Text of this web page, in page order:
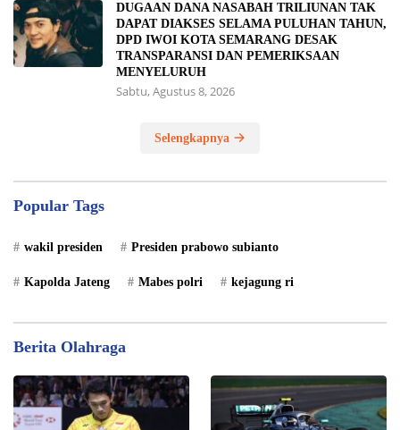
DUGAAN DANA NASABAH TRILIUNAN TAK
DAPAT DIAKSES SELAMA PULUHAN TAHUN,
DPD IWOI KOTA SEMARANG DESAK
TRANSPARANSI DAN PEMERIKSAAN
MENYELURUH
Sabtu, Agustus 8, 2026
Selengkapnya
Popular Tags
wakil presiden Presiden prabowo subianto
Kapolda Jateng Mabes polri kejagung ri
Berita Olahraga